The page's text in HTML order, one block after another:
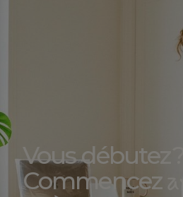
Vous débutez ?
Commencez